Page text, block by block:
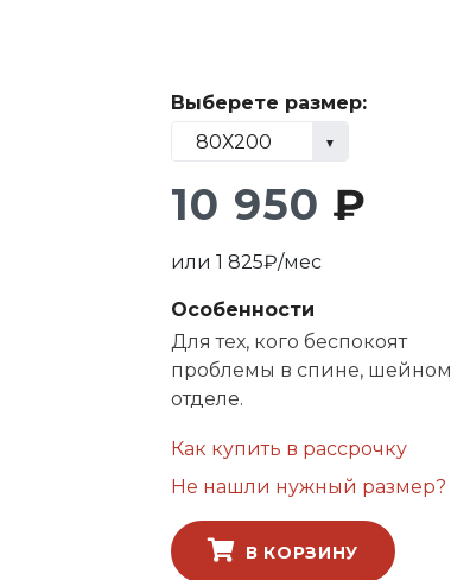
Выберете размер:
10 950 ₽
или1 825₽/мес
Особенности
Для тех, кого беспокоят
проблемы в спине, шейном
отделе.
Как купить в рассрочку
Не нашли нужный размер?
В КОРЗИНУ